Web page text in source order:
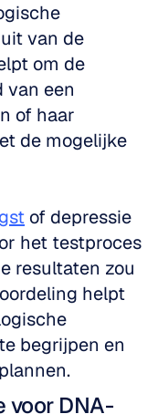
van de
om de
van een
of haar
de mogelijke
of depressie
het testproces
resultaten zou
helpt
begrijpen en
voor DNA-